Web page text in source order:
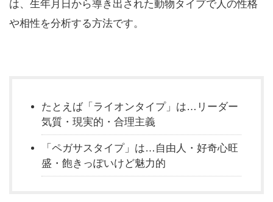
は、生年月日から導き出された動物タイプで人の性格
や相性を分析する方法です。
たとえば「ライオンタイプ」は…リーダー
気質・現実的・合理主義
「ペガサスタイプ」は…自由人・好奇心旺
盛・飽きっぽいけど魅力的